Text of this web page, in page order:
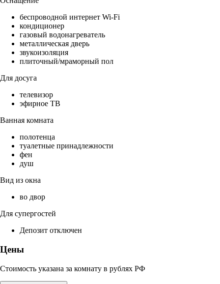
беспроводной интернет Wi-Fi
кондиционер
газовый водонагреватель
металлическая дверь
звукоизоляция
плиточный/мраморный пол
Для досуга
телевизор
эфирное ТВ
Ванная комната
полотенца
туалетные принадлежности
фен
душ
Вид из окна
во двор
Для супергостей
Депозит отключен
Цены
Стоимость указана за комнату в рублях РФ